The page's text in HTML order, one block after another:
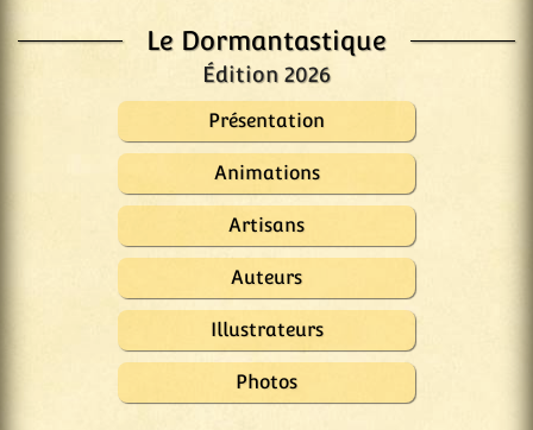
Le Dormantastique
Édition 2026
Présentation
Animations
Artisans
Auteurs
Illustrateurs
Photos